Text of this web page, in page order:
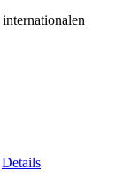
Details